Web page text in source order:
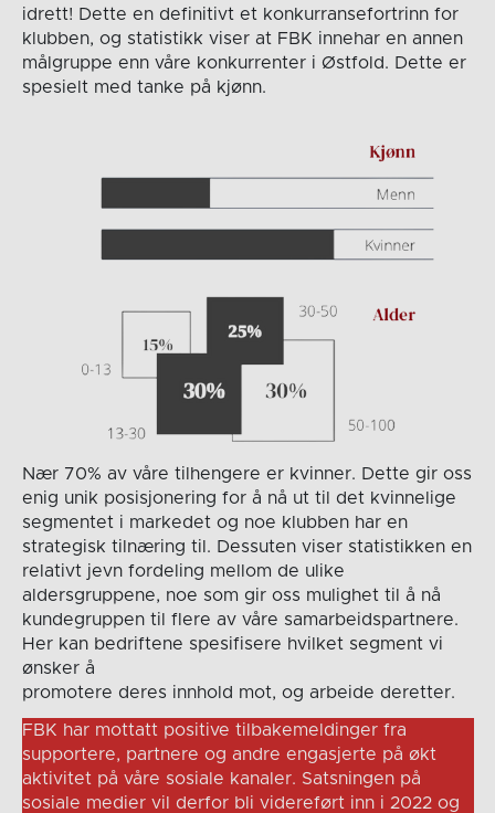
idrett! Dette en definitivt et konkurransefortrinn for
klubben, og statistikk viser at FBK innehar en annen
målgruppe enn våre konkurrenter i Østfold. Dette er
spesielt med tanke på kjønn.
Nær 70% av våre tilhengere er kvinner. Dette gir oss
enig unik posisjonering for å nå ut til det kvinnelige
segmentet i markedet og noe klubben har en
strategisk tilnæring til. Dessuten viser statistikken en
relativt jevn fordeling mellom de ulike
aldersgruppene, noe som gir oss mulighet til å nå
kundegruppen til flere av våre samarbeidspartnere.
Her kan bedriftene spesifisere hvilket segment vi
ønsker å
promotere deres innhold mot, og arbeide deretter.
FBK har mottatt positive tilbakemeldinger fra
supportere, partnere og andre engasjerte på økt
aktivitet på våre sosiale kanaler. Satsningen på
sosiale medier vil derfor bli videreført inn i 2022 og